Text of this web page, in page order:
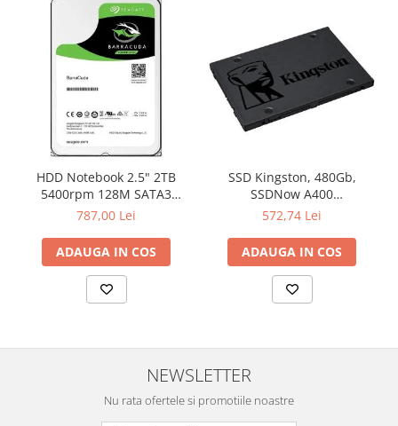
HDD Notebook 2.5" 2TB
5400rpm 128M SATA3
SEAGATE
787,00 Lei
ADAUGA IN COS
SSD Kingston, 480Gb,
SSDNow A400
"SA400S37/480G"
572,74 Lei
ADAUGA IN COS
NEWSLETTER
Nu rata ofertele si promotiile noastre